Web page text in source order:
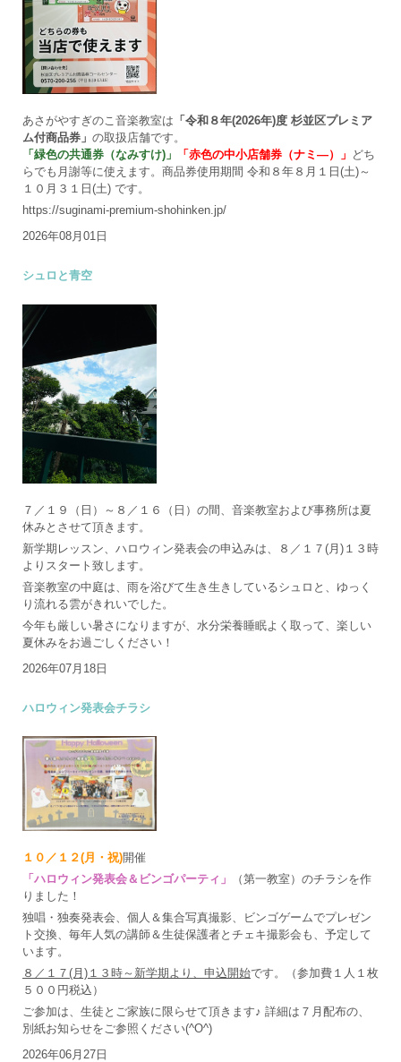
あさがやすぎのこ音楽教室は 「令和８年(2026年)度 杉並区プレミア
ム付商品券」 の取扱店舗です。
「緑色の共通券（なみすけ)」
「赤色の中小店舗券（ナミ―）」 どち
らでも月謝等に使えます。商品券使用期間 令和８年８月１日(土)～
１０月３１日(土) です。
https://suginami-premium-shohinken.jp/
2026年08月01日
シュロと青空
７／１９（日）～８／１６（日）の間、音楽教室および事務所は夏
休みとさせて頂きます。
新学期レッスン、ハロウィン発表会の申込みは、８／１７(月)１３時
よりスタート致します。
音楽教室の中庭は、雨を浴びて生き生きしているシュロと、ゆっく
り流れる雲がきれいでした。
今年も厳しい暑さになりますが、水分栄養睡眠よく取って、楽しい
夏休みをお過ごしください！
2026年07月18日
ハロウィン発表会チラシ
１０／１２(月・祝)開催
「ハロウィン発表会＆ビンゴパーティ」
（第一教室）のチラシを作
りました！
独唱・独奏発表会、個人＆集合写真撮影、ビンゴゲームでプレゼン
ト交換、毎年人気の講師＆生徒保護者とチェキ撮影会も、予定して
います。
８／１７(月)１３時～新学期より、申込開始です。（参加費１人１枚
５００円税込）
ご参加は、生徒とご家族に限らせて頂きます♪ 詳細は７月配布の、
別紙お知らせをご参照ください(^O^)
2026年06月27日